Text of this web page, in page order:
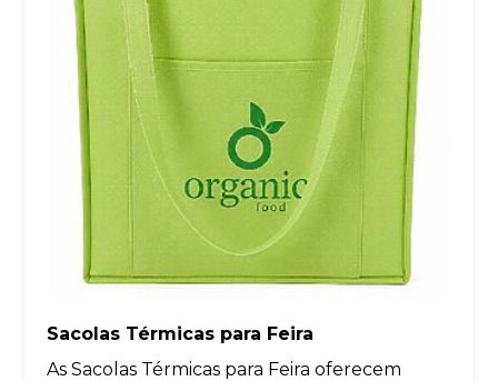
Sacolas Térmicas para Feira
As Sacolas Térmicas para Feira oferecem